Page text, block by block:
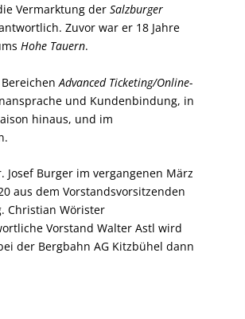
Vermarktung der Salzburger
Zuvor war er 18 Jahre
Hohe Tauern.
Advanced Ticketing/Online-
und Kundenbindung, in
hinaus, und im
Burger im vergangenen März
aus dem Vorstandsvorsitzenden
Christian Wörister
Vorstand Walter Astl wird
der Bergbahn AG Kitzbühel dann